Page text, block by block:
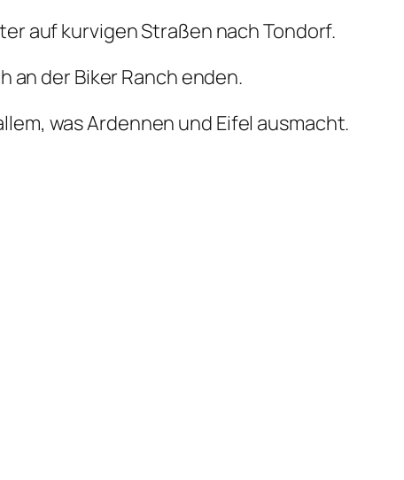
auf kurvigen Straßen nach Tondorf.
an der Biker Ranch enden.
was Ardennen und Eifel ausmacht.